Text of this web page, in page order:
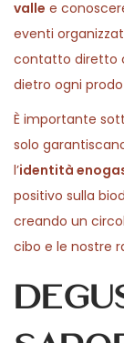
valle e
eventi
contatto diretto
dietro ogni
È importante
solo
l’identità
positivo sulla
creando un
cibo e le nostre